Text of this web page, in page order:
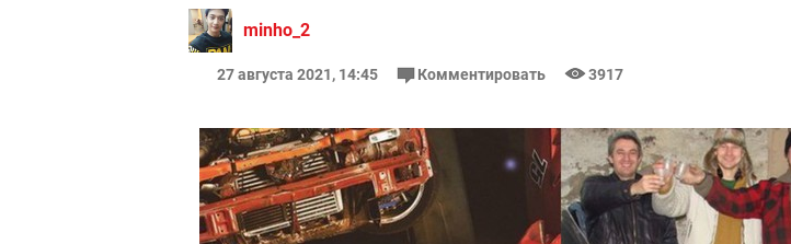
minho_2
27 августа 2021, 14:45 Комментировать 3917